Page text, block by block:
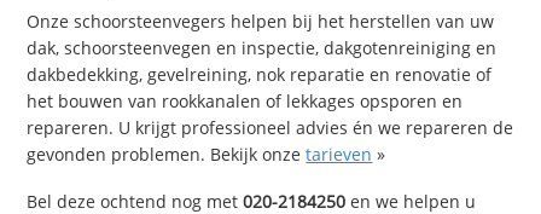
Onze schoorsteenvegers helpen bij het herstellen van uw
dak, schoorsteenvegen en inspectie, dakgotenreiniging en
dakbedekking, gevelreining, nok reparatie en renovatie of
het bouwen van rookkanalen of lekkages opsporen en
repareren. U krijgt professioneel advies én we repareren de
gevonden problemen. Bekijk onzetarieven »
Bel deze ochtend nog met020-2184250 en we helpen u